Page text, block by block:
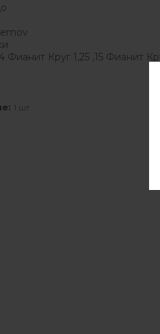
4 Фианит Круг 1,25 ,15 Фианит
1 шт